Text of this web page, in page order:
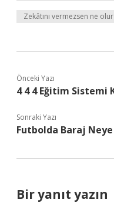
Zekâtını vermezsen ne olur
Önceki Yazı
4 4 4 Eğitim Sistemi
Sonraki Yazı
Futbolda Baraj
Bir yanıt yazın